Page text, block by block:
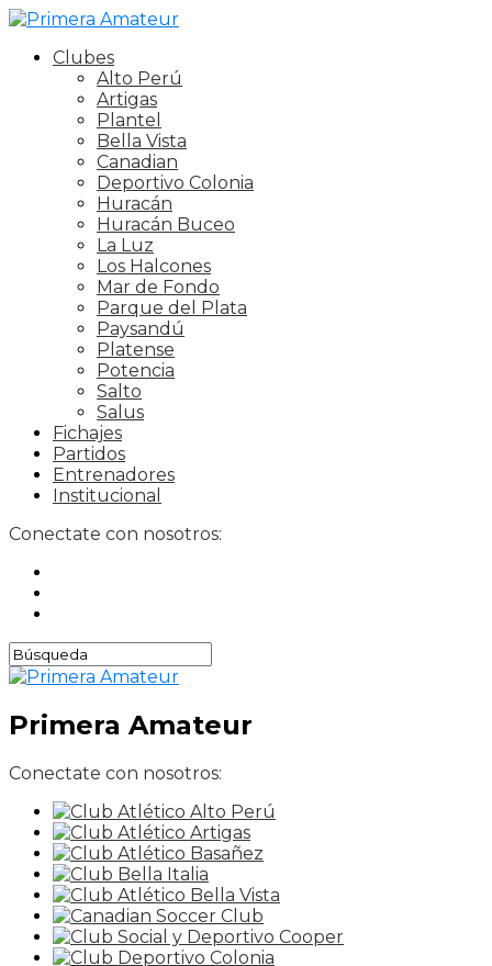
Clubes
Alto Perú
Artigas
Plantel
Bella Vista
Canadian
Deportivo Colonia
Huracán
Huracán Buceo
La Luz
Los Halcones
Mar de Fondo
Parque del Plata
Paysandú
Platense
Potencia
Salto
Salus
Fichajes
Partidos
Entrenadores
Institucional
Conectate con nosotros:
Primera Amateur
Conectate con nosotros: